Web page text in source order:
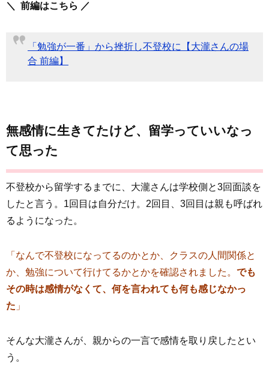
＼ 前編はこちら ／
「勉強が一番」から挫折し不登校に【大瀧さんの場
合 前編】
無感情に生きてたけど、留学っていいなっ
て思った
不登校から留学するまでに、大瀧さんは学校側と3回面談を
したと言う。1回目は自分だけ。2回目、3回目は親も呼ばれ
るようになった。
「なんで不登校になってるのかとか、クラスの人間関係と
か、勉強について行けてるかとかを確認されました。 でも
その時は感情がなくて、何を言われても何も感じなかっ
た 」
そんな大瀧さんが、親からの一言で感情を取り戻したとい
う。